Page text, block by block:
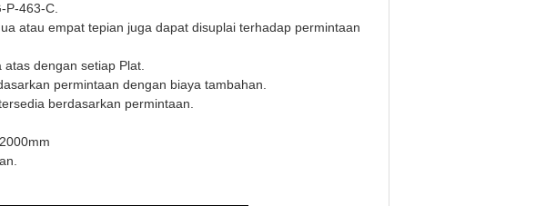
P-463-C.
atau empat tepian juga dapat disuplai terhadap permintaan
dengan setiap Plat.
permintaan dengan biaya tambahan.
berdasarkan permintaan.